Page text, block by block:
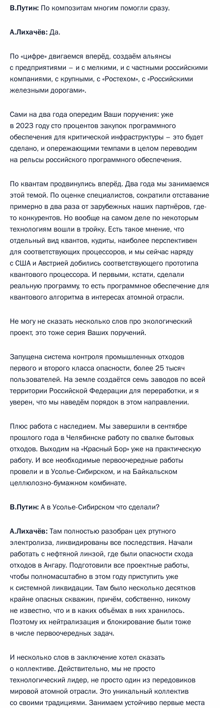
В.Путин: По композитам многим помогли сразу.
А.Лихачёв: Да.
По «цифре» двигаемся вперёд, создаём альянсы
с предприятиями – и с мелкими, и с частными российскими
компаниями, с крупными, с «Ростехом», с «Российскими
железными дорогами».
Сами на два года опередим Ваши поручения: уже
в 2023 году сто процентов закупок программного
обеспечения для критической инфраструктуры – это будет
сделано, и опережающими темпами в целом переводим
на рельсы российского программного обеспечения.
По квантам продвинулись вперёд. Два года мы занимаемся
этой темой. По оценке специалистов, сократили отставание
примерно в два раза от зарубежных наших партнёров, где-
то конкурентов. Но вообще на самом деле по некоторым
технологиям вошли в тройку. Есть такое мнение, что
отдельный вид квантов, кудиты, наиболее перспективен
для соответствующих процессоров, и мы сейчас наряду
с США и Австрией добились соответствующего прототипа
квантового процессора. И первыми, кстати, сделали
реальную программу, то есть программное обеспечение для
квантового алгоритма в интересах атомной отрасли.
Не могу не сказать несколько слов про экологический
проект, это тоже серия Ваших поручений.
Запущена система контроля промышленных отходов
первого и второго класса опасности, более 25 тысяч
пользователей. На земле создаётся семь заводов по всей
территории Российской Федерации для переработки, и я
уверен, что мы наведём порядок в этом направлении.
Плюс работа с наследием. Мы завершили в сентябре
прошлого года в Челябинске работу по свалке бытовых
отходов. Выходим на «Красный Бор» уже на практическую
работу. И все необходимые первоочередные работы
провели и в Усолье-Сибирском, и на Байкальском
целлюлозно-бумажном комбинате.
В.Путин: А в Усолье-Сибирском что сделали?
А.Лихачёв: Там полностью разобран цех ртутного
электролиза, ликвидированы все последствия. Начали
работать с нефтяной линзой, где были опасности схода
отходов в Ангару. Подготовили все проектные работы,
чтобы полномасштабно в этом году приступить уже
к системной ликвидации. Там было несколько десятков
крайне опасных скважин, причём, собственно, никому
не известно, что и в каких объёмах в них хранилось.
Поэтому их нейтрализация и блокирование были тоже
в числе первоочередных задач.
И несколько слов в заключение хотел сказать
о коллективе. Действительно, мы не просто
технологический лидер, не просто один из передовиков
мировой атомной отрасли. Это уникальный коллектив
со своими традициями. Занимаем устойчиво первые места